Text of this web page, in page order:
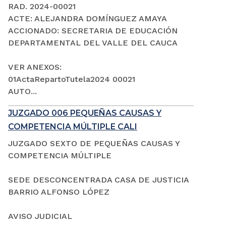
RAD. 2024-00021
ACTE: ALEJANDRA DOMÍNGUEZ AMAYA
ACCIONADO: SECRETARIA DE EDUCACIÓN
DEPARTAMENTAL DEL VALLE DEL CAUCA
VER ANEXOS:
01ActaRepartoTutela2024 00021
AUTO...
JUZGADO 006 PEQUEÑAS CAUSAS Y
COMPETENCIA MÚLTIPLE CALI
JUZGADO SEXTO DE PEQUEÑAS CAUSAS Y
COMPETENCIA MÚLTIPLE
SEDE DESCONCENTRADA CASA DE JUSTICIA
BARRIO ALFONSO LÓPEZ
AVISO JUDICIAL